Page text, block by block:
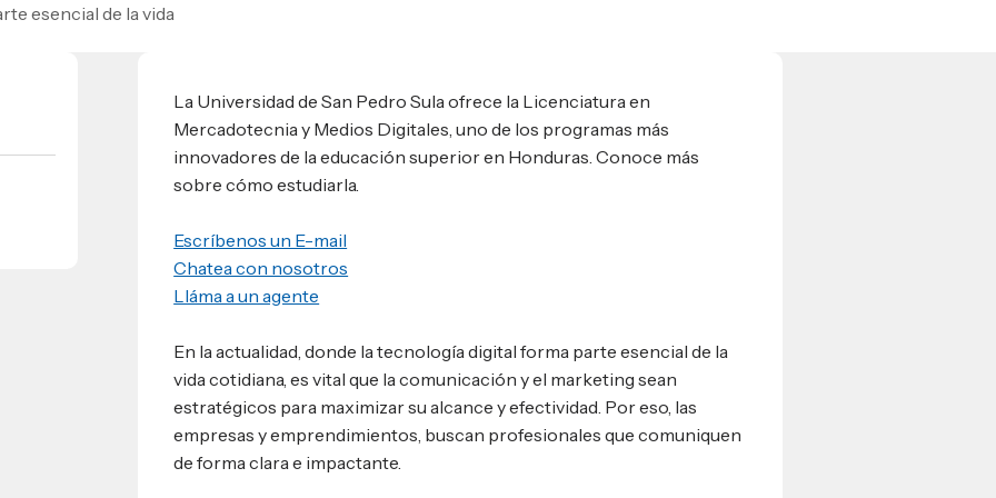
Honduras, C.A.
esencial de la vida
La Universidad de San Pedro Sula ofrece la Licenciatura en
Mercadotecnia y Medios Digitales, uno de los programas más
innovadores de la educación superior en Honduras. Conoce más
sobre cómo estudiarla.
Escríbenos un E-mail
Chatea con nosotros
Lláma a un agente
En la actualidad, donde la tecnología digital forma parte esencial de la
vida cotidiana, es vital que la comunicación y el marketing sean
estratégicos para maximizar su alcance y efectividad. Por eso, las
empresas y emprendimientos, buscan profesionales que comuniquen
de forma clara e impactante.